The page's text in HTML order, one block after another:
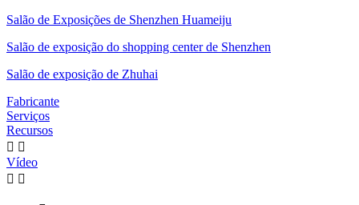
Salão de Exposições de Shenzhen Huameiju
Salão de exposição do shopping center de Shenzhen
Salão de exposição de Zhuhai
Fabricante
Serviços
Recursos
 
Vídeo
 